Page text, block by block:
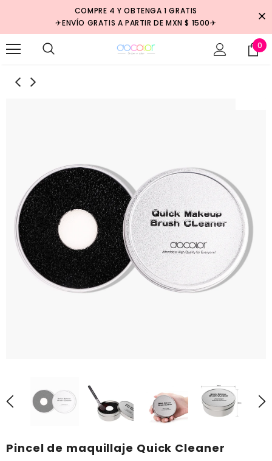
COMPRE 4 Y OBTENGA 1 GRATIS
✈ENVÍO GRATIS A PARTIR DE MXN $ 1500✈
0
Pincel de maquillaje Quick Cleaner